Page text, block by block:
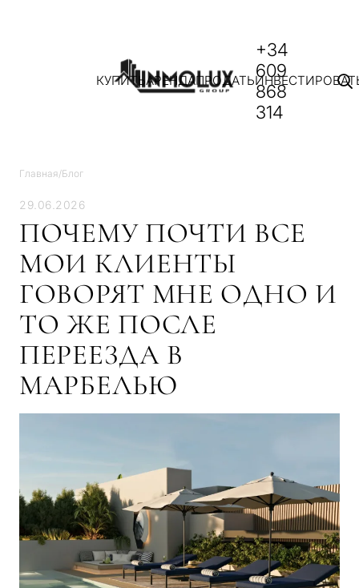
КУПИТЬАРЕНДАПРОДАТЬ
+34
609
868
314
Главная/Блог
29.06.2026
ПОЧЕМУ ПОЧТИ ВСЕ
МОИ КЛИЕНТЫ
ГОВОРЯТ МНЕ ОДНО И
ТО ЖЕ ПОСЛЕ
ПЕРЕЕЗДА В
МАРБЕЛЬЮ